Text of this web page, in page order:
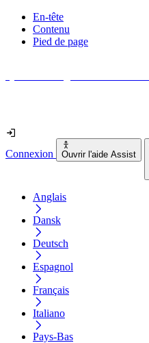
En-tête
Contenu
Pied de page
Connexion Ouvrir l'aide Assist
Anglais
Dansk
Deutsch
Espagnol
Français
Italiano
Pays-Bas